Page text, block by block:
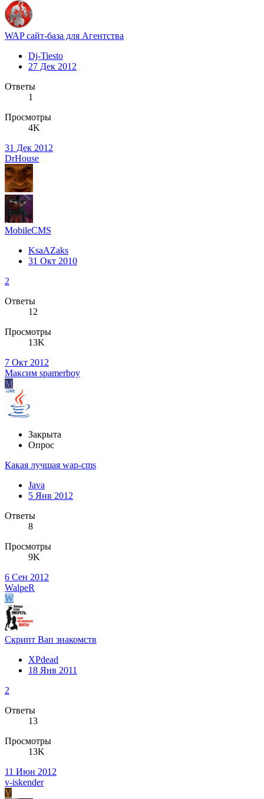
WAP сайт-база для Агентства
Dj-Tiesto
27 Дек 2012
Ответы
1
Просмотры
4K
31 Дек 2012
DrHouse
MobileCMS
KsaAZaks
31 Окт 2010
2
Ответы
12
Просмотры
13K
7 Окт 2012
Максим spamerboy
М
Закрыта
Опрос
Какая лучшая wap-cms
Java
5 Янв 2012
Ответы
8
Просмотры
9K
6 Сен 2012
WalpeR
W
Скрипт Вап знакомств
XPdead
18 Янв 2011
2
Ответы
13
Просмотры
13K
11 Июн 2012
v-iskender
V